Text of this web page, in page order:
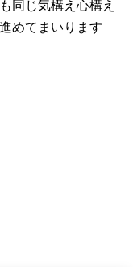
同じ気構え心構え
めてまいります